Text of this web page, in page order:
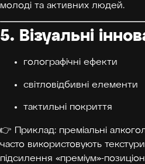
молоді та активних людей.
5. Візуальні
голографічні ефекти
світловідбивні елементи
тактильні покриття
👉 Приклад: преміальні
часто використовують
підсилення «преміум»-